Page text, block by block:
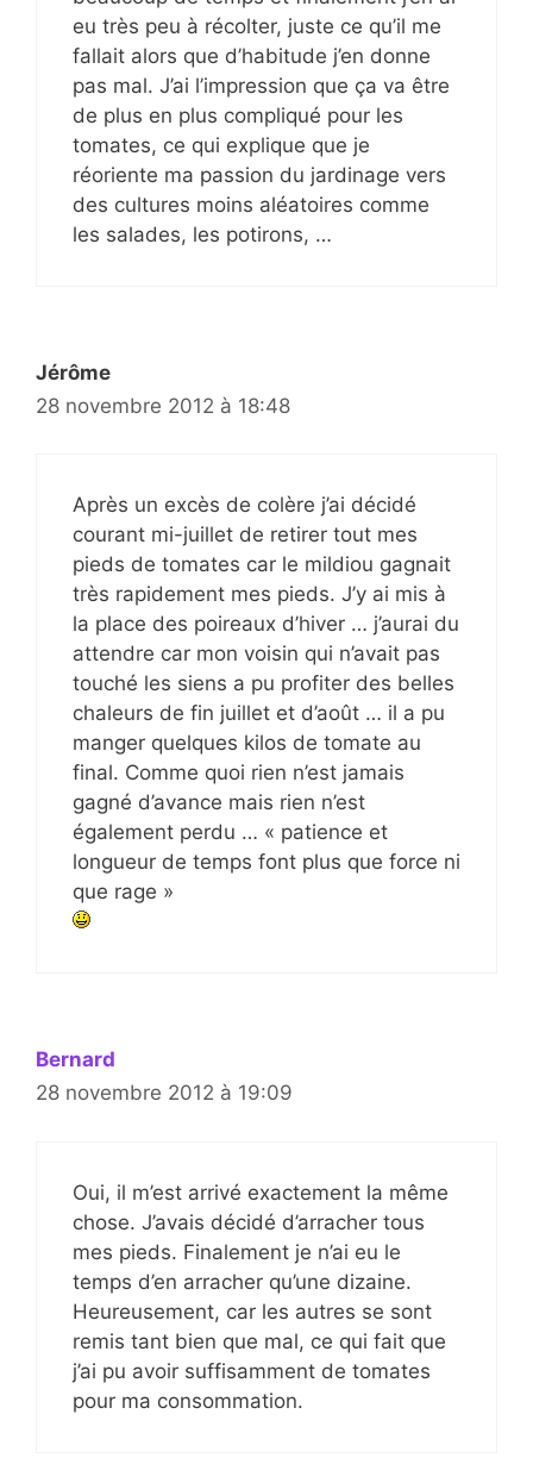
eu très peu à récolter, juste ce qu’il me
fallait alors que d’habitude j’en donne
pas mal. J’ai l’impression que ça va être
de plus en plus compliqué pour les
tomates, ce qui explique que je
réoriente ma passion du jardinage vers
des cultures moins aléatoires comme
les salades, les potirons, …
Jérôme
28 novembre 2012 à 18:48
Après un excès de colère j’ai décidé
courant mi-juillet de retirer tout mes
pieds de tomates car le mildiou gagnait
très rapidement mes pieds. J’y ai mis à
la place des poireaux d’hiver … j’aurai du
attendre car mon voisin qui n’avait pas
touché les siens a pu profiter des belles
chaleurs de fin juillet et d’août … il a pu
manger quelques kilos de tomate au
final. Comme quoi rien n’est jamais
gagné d’avance mais rien n’est
également perdu … « patience et
longueur de temps font plus que force ni
que rage »
Bernard
28 novembre 2012 à 19:09
Oui, il m’est arrivé exactement la même
chose. J’avais décidé d’arracher tous
mes pieds. Finalement je n’ai eu le
temps d’en arracher qu’une dizaine.
Heureusement, car les autres se sont
remis tant bien que mal, ce qui fait que
j’ai pu avoir suffisamment de tomates
pour ma consommation.